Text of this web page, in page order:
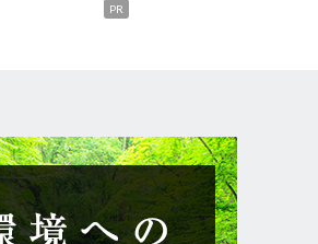
PR